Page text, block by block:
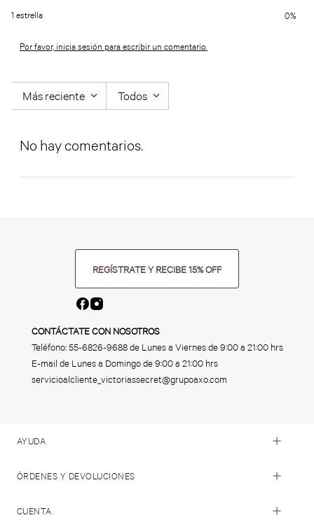
1 estrella 0%
Por favor, inicia sesión para escribir un comentario.
Más reciente Todos
No hay comentarios.
REGÍSTRATE Y RECIBE 15% OFF
CONTÁCTATE CON NOSOTROS
Teléfono:55-6826-9688de Lunes a Viernes de 9:00 a 21:00 hrs
E-mail de Lunes a Domingo de 9:00 a 21:00 hrs
servicioalcliente_victoriassecret@grupoaxo.com
AYUDA
ÓRDENES Y DEVOLUCIONES
CUENTA